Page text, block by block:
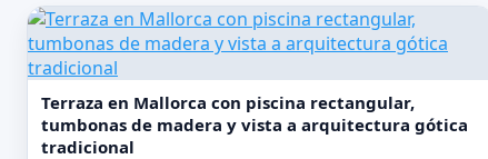
Terraza en Mallorca con piscina rectangular,
tumbonas de madera y vista a arquitectura gótica
tradicional